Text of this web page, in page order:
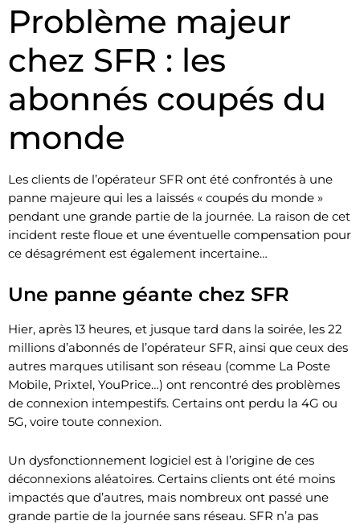
Problème majeur
chez SFR : les
abonnés coupés du
monde
Les clients de l’opérateur SFR ont été confrontés à une
panne majeure qui les a laissés « coupés du monde »
pendant une grande partie de la journée. La raison de cet
incident reste floue et une éventuelle compensation pour
ce désagrément est également incertaine…
Une panne géante chez SFR
Hier, après 13 heures, et jusque tard dans la soirée, les 22
millions d’abonnés de l’opérateur SFR, ainsi que ceux des
autres marques utilisant son réseau (comme La Poste
Mobile, Prixtel, YouPrice…) ont rencontré des problèmes
de connexion intempestifs. Certains ont perdu la 4G ou
5G, voire toute connexion.
Un dysfonctionnement logiciel est à l’origine de ces
déconnexions aléatoires. Certains clients ont été moins
impactés que d’autres, mais nombreux ont passé une
grande partie de la journée sans réseau. SFR n’a pas